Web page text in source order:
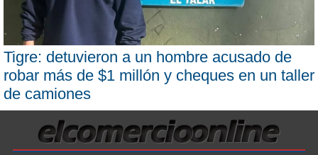
Tigre: detuvieron a un hombre acusado de
robar más de $1 millón y cheques en un taller
de camiones